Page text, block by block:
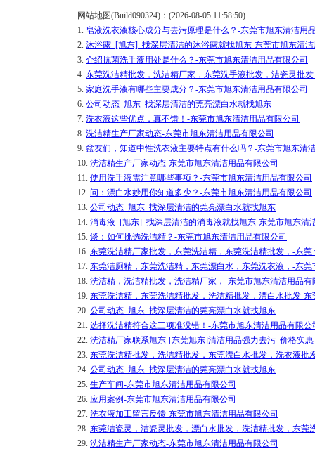
网站地图(Build090324)：(2026-08-05 11:58:50)
1. 皂液洗衣液核心成分与去污原理是什么？-东莞市旭东清洁用
2. 沐浴露_[旭东]_找深层清洁的沐浴露就找旭东-东莞市旭东清
3. 介绍抗菌洗手液用处是什么？-东莞市旭东清洁用品有限公司
4. 东莞洗洁精批发，洗洁精厂家，东莞洗手液批发，洁瓷灵批
5. 家庭洗手液有哪些主要成分？-东莞市旭东清洁用品有限公司
6. 公司动态_旭东_找深层清洁的莞亮漂白水就找旭东
7. 洗衣液这些优点，真不错！-东莞市旭东清洁用品有限公司
8. 洗洁精生产厂家动态-东莞市旭东清洁用品有限公司
9. 盆友们，知道中性洗衣液主要特点有什么吗？-东莞市旭东清
10. 洗洁精生产厂家动态-东莞市旭东清洁用品有限公司
11. 使用洗手液需注意哪些事项？-东莞市旭东清洁用品有限公司
12. 问：漂白水妙用你知道多少？-东莞市旭东清洁用品有限公司
13. 公司动态_旭东_找深层清洁的莞亮漂白水就找旭东
14. 消毒液_[旭东]_找深层清洁的消毒液就找旭东-东莞市旭东清
15. 谈：如何挑选洗洁精？-东莞市旭东清洁用品有限公司
16. 东莞洗洁精厂家批发，东莞洗洁精，东莞洗洁精批发，-东
17. 东莞洁厕精，东莞洗洁精，东莞漂白水，东莞洗衣液，-东
18. 洗洁精，洗洁精批发，洗洁精厂家，-东莞市旭东清洁用品有
19. 东莞洗洁精，东莞洗洁精批发，洗洁精批发，漂白水批发-
20. 公司动态_旭东_找深层清洁的莞亮漂白水就找旭东
21. 选择洗洁精符合这三项准没错！-东莞市旭东清洁用品有限公
22. 洗洁精厂家联系旭东-[东莞旭东]清洁用品强力去污_价格实惠
23. 东莞洗洁精批发，洗洁精批发，东莞漂白水批发，洗衣液批
24. 公司动态_旭东_找深层清洁的莞亮漂白水就找旭东
25. 生产车间-东莞市旭东清洁用品有限公司
26. 应用案例-东莞市旭东清洁用品有限公司
27. 洗衣液加工留言反馈-东莞市旭东清洁用品有限公司
28. 东莞洁瓷灵，洁瓷灵批发，漂白水批发，洗洁精批发，东莞
29. 洗洁精生产厂家动态-东莞市旭东清洁用品有限公司